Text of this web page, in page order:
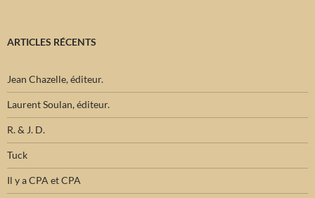
ARTICLES RÉCENTS
Jean Chazelle, éditeur.
Laurent Soulan, éditeur.
R. & J. D.
Tuck
Il y a CPA et CPA